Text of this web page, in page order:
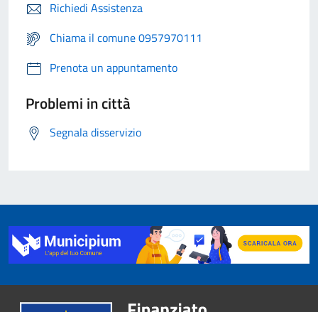
Richiedi Assistenza
Chiama il comune 0957970111
Prenota un appuntamento
Problemi in città
Segnala disservizio